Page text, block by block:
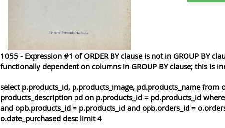
1055 - Expression #1 of ORDER BY clause is not in GROUP BY
functionally dependent on columns in GROUP BY clause; this is
select p.products_id, p.products_image, pd.products_name from
products_description pd on p.products_id = pd.products_id
and opb.products_id = p.products_id and opb.orders_id =
o.date_purchased desc limit 4